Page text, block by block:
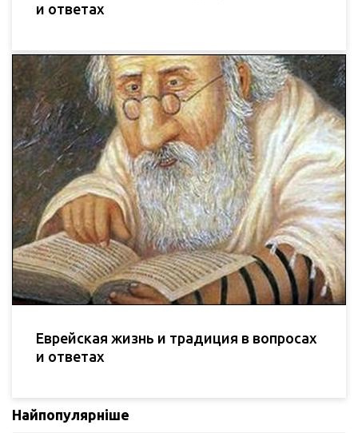
и ответах
Еврейская жизнь и традиция в вопросах
и ответах
Найпопулярніше